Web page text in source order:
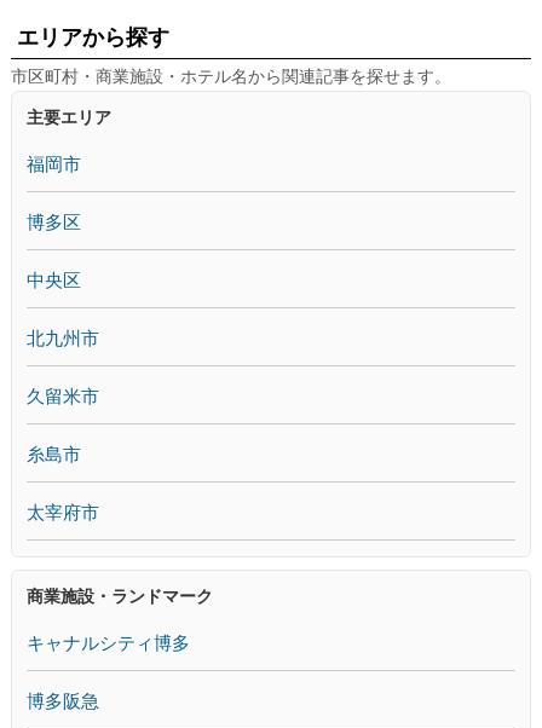
エリアから探す
市区町村・商業施設・ホテル名から関連記事を探せます。
主要エリア
福岡市
博多区
中央区
北九州市
久留米市
糸島市
太宰府市
商業施設・ランドマーク
キャナルシティ博多
博多阪急